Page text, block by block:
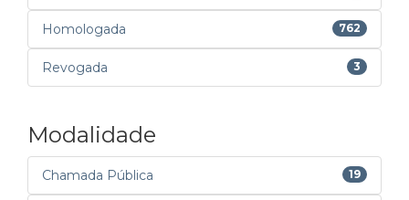
Homologada 762
Revogada 3
Modalidade
Chamada Pública 19